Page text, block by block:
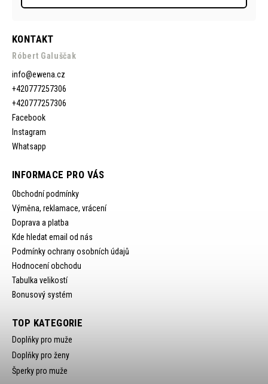
KONTAKT
Róbert Galuščak
info@ewena.cz
+420777257306
+420777257306
Facebook
Instagram
Whatsapp
INFORMACE PRO VÁS
Obchodní podmínky
Výměna, reklamace, vrácení
Doprava a platba
Kde hledat email od nás
Podmínky ochrany osobních údajů
Hodnocení obchodu
Tabulka velikostí
Bonusový systém
TOP KATEGORIE
Doplňky pro muže
Doplňky pro ženy
Šperky pro muže